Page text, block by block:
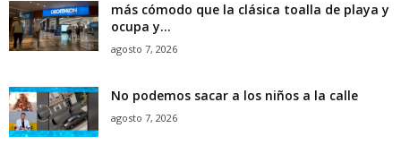
más cómodo que la clásica toalla de playa y
ocupa y...
agosto 7, 2026
No podemos sacar a los niños a la calle
agosto 7, 2026